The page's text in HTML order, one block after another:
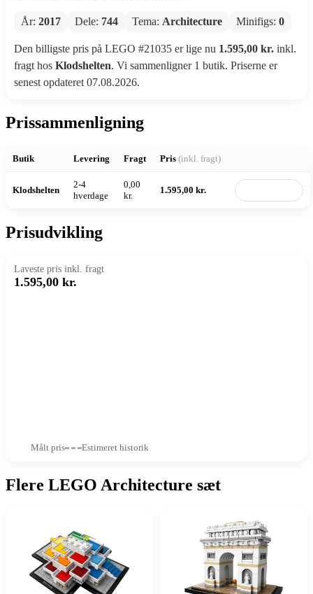
År: 2017 Dele: 744 Tema: Architecture Minifigs: 0
Den billigste pris på LEGO #21035 er lige nu 1.595,00 kr. inkl.
fragt hos Klodshelten. Vi sammenligner 1 butik. Priserne er
senest opdateret 07.08.2026.
Prissammenligning
Butik Levering Fragt Pris (inkl. fragt)
Klodshelten
2-4
hverdage
0,00
kr.
1.595,00 kr.
Prisudvikling
Laveste pris inkl. fragt
1.595,00 kr.
Målt pris Estimeret historik
Flere LEGO Architecture sæt